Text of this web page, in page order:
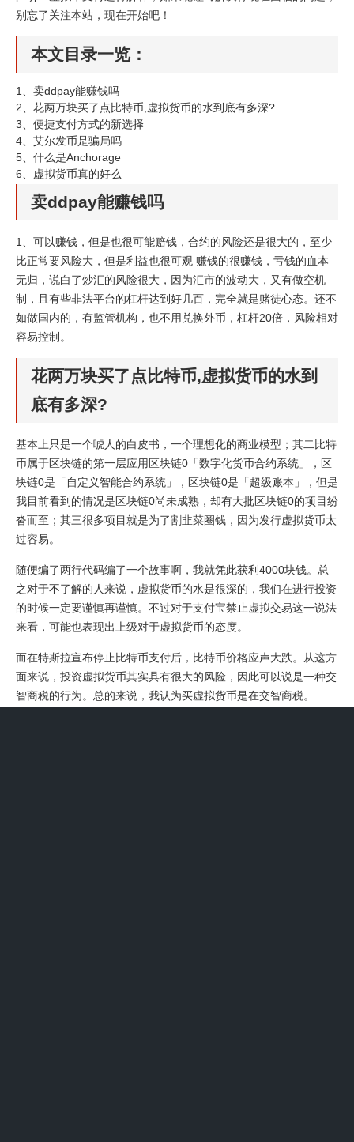
别忘了关注本站，现在开始吧！
本文目录一览：
1、 卖ddpay能赚钱吗
2、 花两万块买了点比特币,虚拟货币的水到底有多深?
3、 便捷支付方式的新选择
4、 艾尔发币是骗局吗
5、 什么是Anchorage
6、
虚拟货币真的好么
卖ddpay能赚钱吗
1、可以赚钱，但是也很可能赔钱，合约的风险还是很大的，至少
比正常要风险大，但是利益也很可观 赚钱的很赚钱，亏钱的血本
无归，说白了炒汇的风险很大，因为汇市的波动大，又有做空机
制，且有些非法平台的杠杆达到好几百，完全就是赌徒心态。还不
如做国内的，有监管机构，也不用兑换外币，杠杆20倍，风险相对
容易控制。
花两万块买了点比特币,虚拟货币的水到
底有多深?
基本上只是一个唬人的白皮书，一个理想化的商业模型；其二比特
币属于区块链的第一层应用区块链0「数字化货币合约系统」，区
块链0是「自定义智能合约系统」，区块链0是「超级账本」，但是
我目前看到的情况是区块链0尚未成熟，却有大批区块链0的项目纷
沓而至；其三很多项目就是为了割韭菜圈钱，因为发行虚拟货币太
过容易。
随便编了两行代码编了一个故事啊，我就凭此获利4000块钱。总
之对于不了解的人来说，虚拟货币的水是很深的，我们在进行投资
的时候一定要谨慎再谨慎。不过对于支付宝禁止虚拟交易这一说法
来看，可能也表现出上级对于虚拟货币的态度。
而在特斯拉宣布停止比特币支付后，比特币价格应声大跌。从这方
面来说，投资虚拟货币其实具有很大的风险，因此可以说是一种交
智商税的行为。总的来说，我认为买虚拟货币是在交智商税。